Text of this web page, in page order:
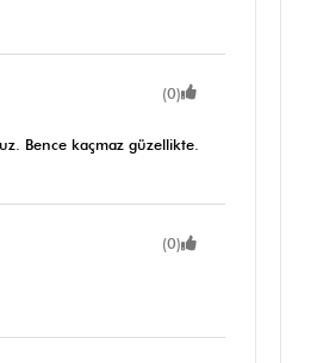
(0)
Bence kaçmaz güzellikte.
(0)